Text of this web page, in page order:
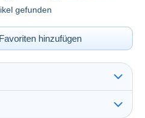
gefunden
hinzufügen